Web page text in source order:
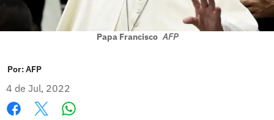
Papa Francisco AFP
Por:AFP
4 de Jul, 2022